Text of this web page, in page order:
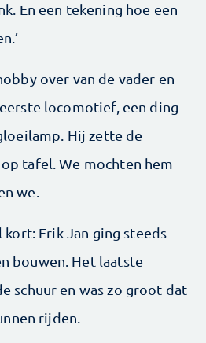
En een tekening hoe een
over van de vader en
locomotief, een ding
Hij zette de
tafel. We mochten hem
we.
kort: Erik-Jan ging steeds
bouwen. Het laatste
schuur en was zo groot dat
rijden.